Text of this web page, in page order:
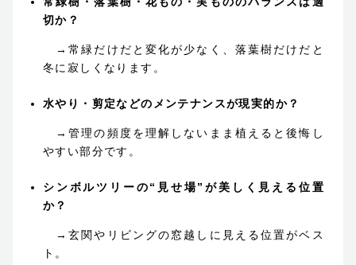
切か？
→常緑だけだと変化が少なく、落葉樹だけだと
冬に寂しくなります。
水やり・剪定などのメンテナンスが現実的か？
→管理の頻度を理解しないまま植えると後悔し
やすい部分です。
シンボルツリーの“見せ場”が美しく見える位置
か？
→玄関やリビングの窓越しに見える位置がベス
ト。